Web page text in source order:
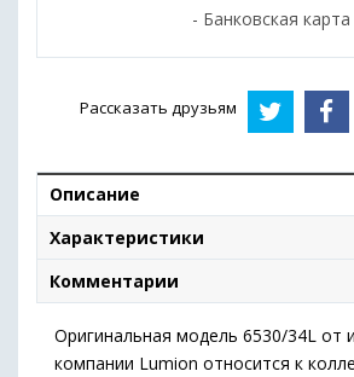
- Банковская карта
Рассказать друзьям
Описание
Характеристики
Комментарии
Оригинальная модель 6530/34L от
компании Lumion относится к